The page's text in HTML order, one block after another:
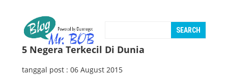
5 Negera Terkecil Di Dunia
tanggal post : 06 August 2015